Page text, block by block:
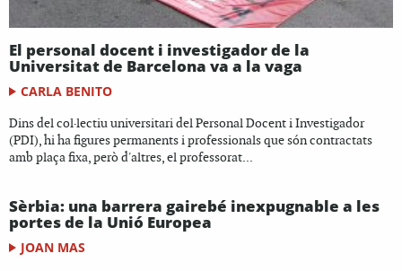
El personal docent i investigador de la
Universitat de Barcelona va a la vaga
CARLA BENITO
Dins del col·lectiu universitari del Personal Docent i Investigador
(PDI), hi ha figures permanents i professionals que són contractats
amb plaça fixa, però d'altres, el professorat...
Sèrbia: una barrera gairebé inexpugnable a les
portes de la Unió Europea
JOAN MAS